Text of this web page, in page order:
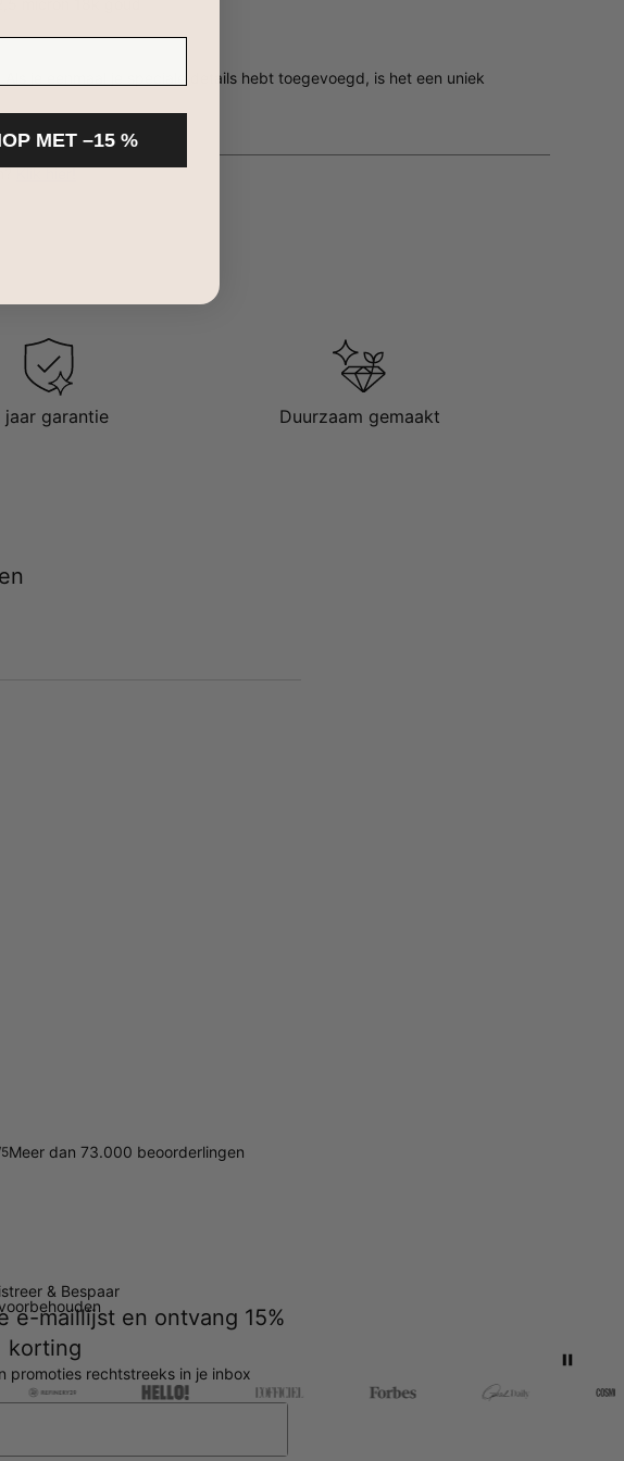
je eenmaal je speciale details hebt toegevoegd, is het een uniek
Klik hier!
jaar garantie Duurzaam gemaakt
& Bespaar
e-maillijst en ontvang 15%
korting
promoties rechtstreeks in je inbox
Meer dan 73.000 beoorderlingen
MET –15 %